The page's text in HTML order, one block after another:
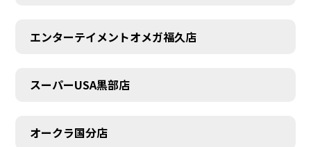
エンターテイメントオメガ福久店
スーパーUSA黒部店
オークラ国分店